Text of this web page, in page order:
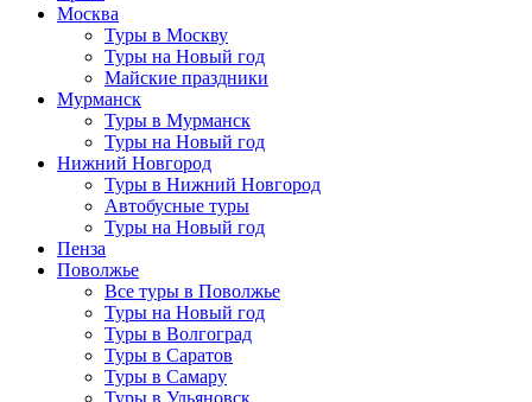
Москва
Туры в Москву
Туры на Новый год
Майские праздники
Мурманск
Туры в Мурманск
Туры на Новый год
Нижний Новгород
Туры в Нижний Новгород
Автобусные туры
Туры на Новый год
Пенза
Поволжье
Все туры в Поволжье
Туры на Новый год
Туры в Волгоград
Туры в Саратов
Туры в Самару
Туры в Ульяновск